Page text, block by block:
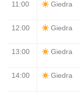
11:00 Giedra
12:00 Giedra
13:00 Giedra
14:00 Giedra